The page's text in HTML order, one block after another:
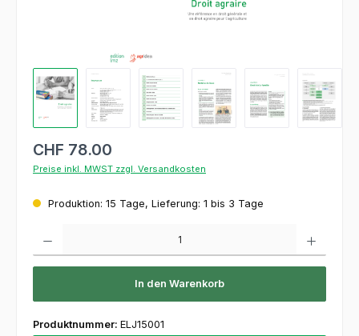
CHF 78.00
Preise inkl. MWST zzgl. Versandkosten
Produktion: 15 Tage, Lieferung: 1 bis 3 Tage
In den Warenkorb
Produktnummer: ELJ15001